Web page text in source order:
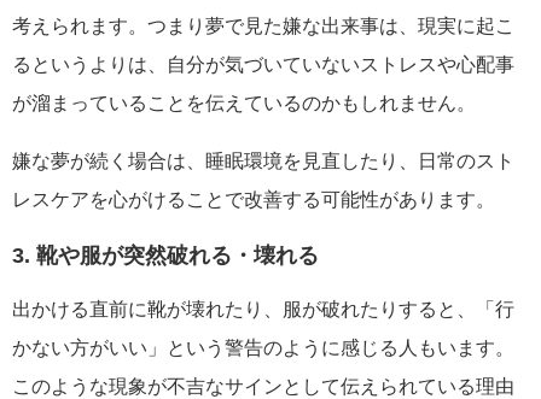
考えられます。つまり夢で見た嫌な出来事は、現実に起こ
るというよりは、自分が気づいていないストレスや心配事
が溜まっていることを伝えているのかもしれません。
嫌な夢が続く場合は、睡眠環境を見直したり、日常のスト
レスケアを心がけることで改善する可能性があります。
3. 靴や服が突然破れる・壊れる
出かける直前に靴が壊れたり、服が破れたりすると、「行
かない方がいい」という警告のように感じる人もいます。
このような現象が不吉なサインとして伝えられている理由